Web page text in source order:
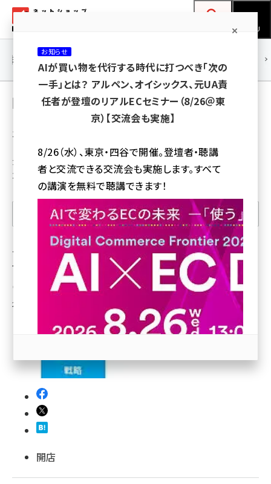
ン
ネットショップ担当者フォーラム
MENU
yahoo (1894)
楽天 (1863)
アスクル (1112)
base (1068)
ビィ・フォアード (768)
revico (737)
連載・特集 |
開店 の 記事［75ページ目］
1,534記事
カテゴリ：開店
並び順：新しい順
表示記事を絞り込む
ファッション性の高い作業着を厳選したECサ
イトを開設、ランドマーク
中川 昌俊
2014年12月8日 6:00
開店
お知らせ
AIが買い物を代行する時代に打つべき「次の
一手」とは？ アルペン、オイシックス、元UA責
任者が登壇のリアルECセミナー（8/26＠東
京）【交流会も実施】
8/26（水）、東京・四谷で開催。登壇者・聴講
者と交流できる交流会も実施します。すべて
の講演を無料で聴講できます！
参加登録はこちら↑